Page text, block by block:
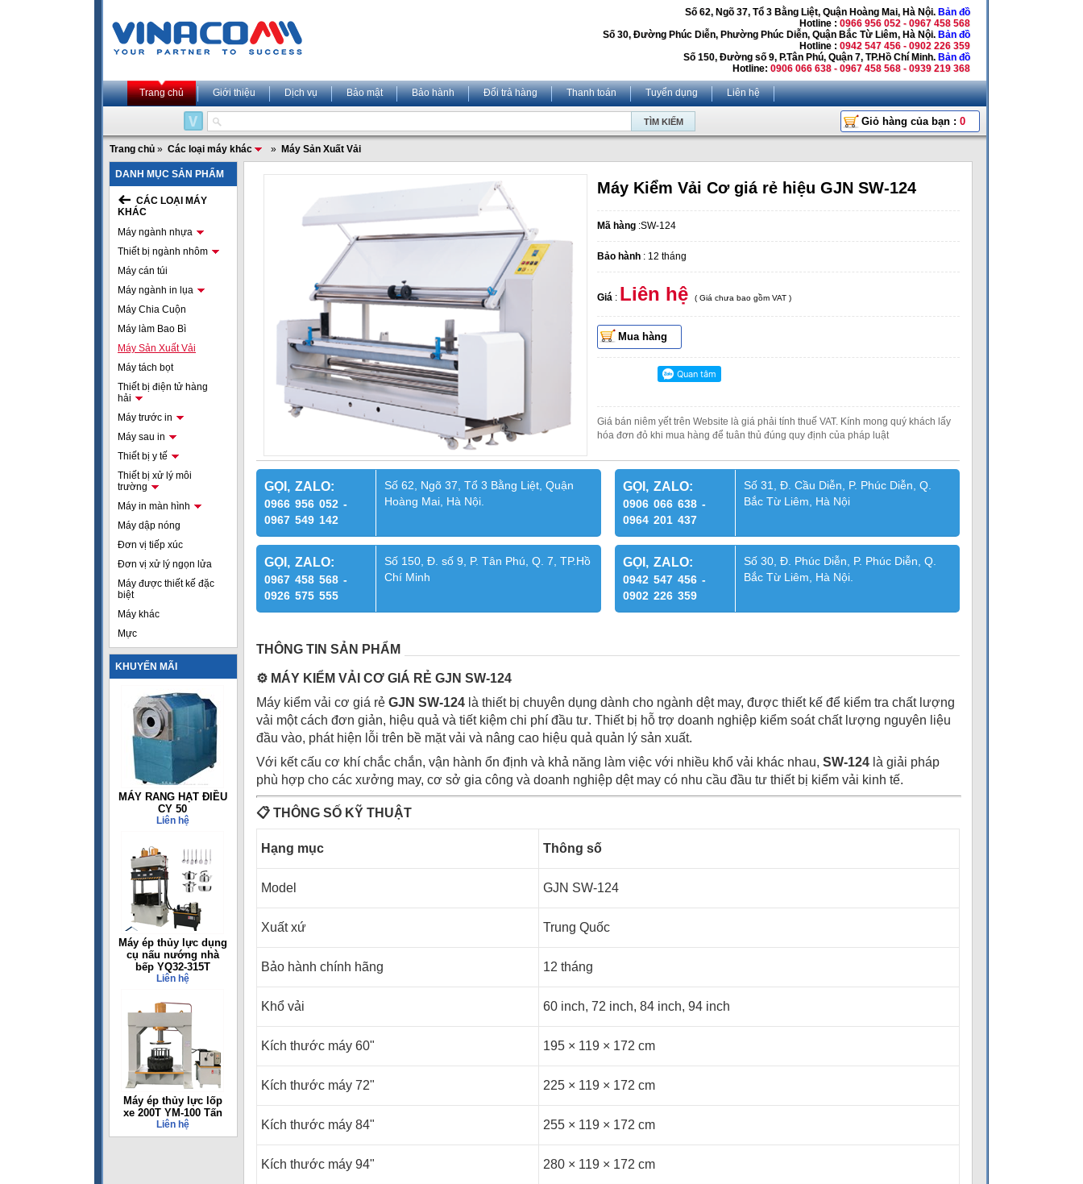
Số 62, Ngõ 37, Tổ 3 Bằng Liệt, Quận Hoàng Mai, Hà Nội. Bản đồ
Hotline : 0966 956 052 - 0967 458 568
Số 30, Đường Phúc Diễn, Phường Phúc Diễn, Quận Bắc Từ Liêm, Hà Nội. Bản đồ
Hotline : 0942 547 456 - 0902 226 359
Số 150, Đường số 9, P.Tân Phú, Quận 7, TP.Hồ Chí Minh. Bản đồ
Hotline: 0906 066 638 - 0967 458 568 - 0939 219 368
Trang chủ Giới thiệu Dịch vụ Bảo mật Bảo hành Đổi trả hàng Thanh toán Tuyển dụng Liên hệ
Giỏ hàng của bạn : 0
Trang chủ » Các loại máy khác » Máy Sản Xuất Vải
DANH MỤC SẢN PHẨM
CÁC LOẠI MÁY
KHÁC
Máy ngành nhựa
Thiết bị ngành nhôm
Máy cán túi
Máy ngành in lụa
Máy Chia Cuộn
Máy làm Bao Bì
Máy Sản Xuất Vải
Máy tách bọt
Thiết bị điện tử hàng
hải
Máy trước in
Máy sau in
Thiết bị y tế
Thiết bị xử lý môi
trường
Máy in màn hình
Máy dập nóng
Đơn vị tiếp xúc
Đơn vị xử lý ngọn lửa
Máy được thiết kế đặc
biệt
Máy khác
Mực
KHUYẾN MÃI
MÁY RANG HẠT ĐIỀU
CY 50
Liên hệ
Máy ép thủy lực dụng
cụ nấu nướng nhà
bếp YQ32-315T
Liên hệ
Máy ép thủy lực lốp
xe 200T YM-100 Tấn
Liên hệ
Máy Kiểm Vải Cơ giá rẻ hiệu GJN SW-124
Mã hàng :SW-124
Bảo hành : 12 tháng
Giá : Liên hệ ( Giá chưa bao gồm VAT )
Mua hàng
Giá bán niêm yết trên Website là giá phải tính thuế VAT. Kính mong quý khách lấy
hóa đơn đỏ khi mua hàng để tuân thủ đúng quy định của pháp luật
GỌI, ZALO:
0966 956 052 -
0967 549 142
Số 62, Ngõ 37, Tổ 3 Bằng Liệt, Quận
Hoàng Mai, Hà Nội.
GỌI, ZALO:
0906 066 638 -
0964 201 437
Số 31, Đ. Cầu Diễn, P. Phúc Diễn, Q.
Bắc Từ Liêm, Hà Nội
GỌI, ZALO:
0967 458 568 -
0926 575 555
Số 150, Đ. số 9, P. Tân Phú, Q. 7, TP.Hồ
Chí Minh
GỌI, ZALO:
0942 547 456 -
0902 226 359
Số 30, Đ. Phúc Diễn, P. Phúc Diễn, Q.
Bắc Từ Liêm, Hà Nội.
THÔNG TIN SẢN PHẨM
⚙ ️ MÁY KIỂM VẢI CƠ GIÁ RẺ GJN SW-124
Máy kiểm vải cơ giá rẻ GJN SW-124 là thiết bị chuyên dụng dành cho ngành dệt may, được thiết kế để kiểm tra chất lượng
vải một cách đơn giản, hiệu quả và tiết kiệm chi phí đầu tư. Thiết bị hỗ trợ doanh nghiệp kiểm soát chất lượng nguyên liệu
đầu vào, phát hiện lỗi trên bề mặt vải và nâng cao hiệu quả quản lý sản xuất.
Với kết cấu cơ khí chắc chắn, vận hành ổn định và khả năng làm việc với nhiều khổ vải khác nhau, SW-124 là giải pháp
phù hợp cho các xưởng may, cơ sở gia công và doanh nghiệp dệt may có nhu cầu đầu tư thiết bị kiểm vải kinh tế.
📋 THÔNG SỐ KỸ THUẬT
Hạng mục Thông số
Model GJN SW-124
Xuất xứ Trung Quốc
Bảo hành chính hãng 12 tháng
Khổ vải 60 inch, 72 inch, 84 inch, 94 inch
Kích thước máy 60" 195 × 119 × 172 cm
Kích thước máy 72" 225 × 119 × 172 cm
Kích thước máy 84" 255 × 119 × 172 cm
Kích thước máy 94" 280 × 119 × 172 cm